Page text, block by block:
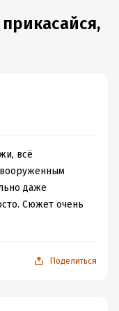
всё
даже
Сюжет очень
Поделиться